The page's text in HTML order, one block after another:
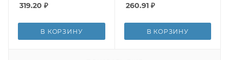
319.20 ₽
В КОРЗИНУ
260.91₽
В КОРЗИНУ